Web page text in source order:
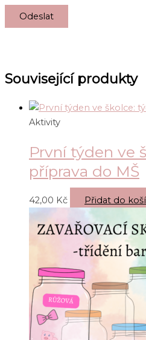
Související produkty
Aktivity
První týden ve
příprava do MŠ
42,00 Kč Přidat do